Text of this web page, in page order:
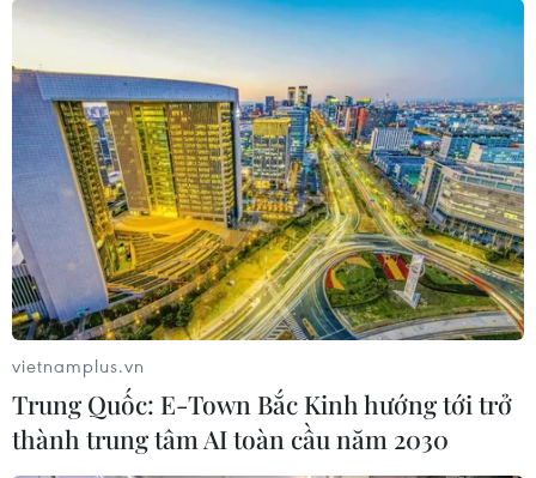
vietnamplus.vn
Trung Quốc: E-Town Bắc Kinh hướng tới trở
thành trung tâm AI toàn cầu năm 2030